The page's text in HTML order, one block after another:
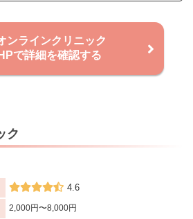
ンラインクリニック
で詳細を確認する
ク
4.6
2,000円〜8,000円